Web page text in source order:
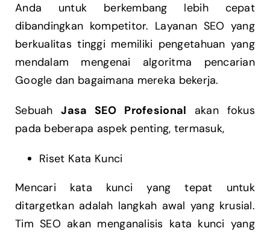
Anda untuk berkembang lebih cepat
dibandingkan kompetitor. Layanan SEO yang
berkualitas tinggi memiliki pengetahuan yang
mendalam mengenai algoritma pencarian
Google dan bagaimana mereka bekerja.
SebuahJasa SEO Profesional akan fokus
pada beberapa aspek penting, termasuk,
Riset Kata Kunci
Mencari kata kunci yang tepat untuk
ditargetkan adalah langkah awal yang krusial.
Tim SEO akan menganalisis kata kunci yang